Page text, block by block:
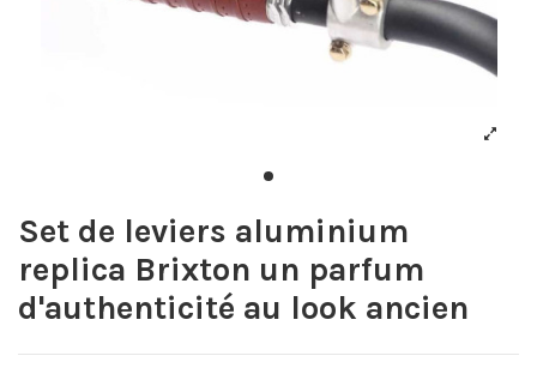
Set de leviers aluminium
replica Brixton un parfum
d'authenticité au look ancien